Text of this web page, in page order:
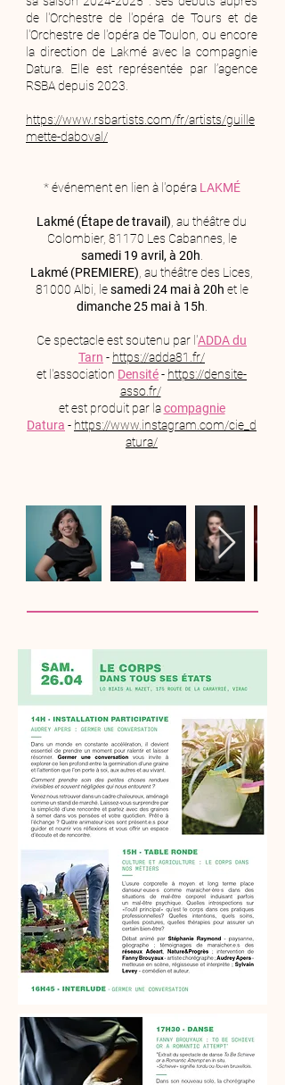
de l'Orchestre de l'opéra de Tours et de
l'Orchestre de l'opéra de Toulon, ou encore
la direction de Lakmé avec la compagnie
Datura. Elle est représentée par l’agence
RSBA depuis 2023.
https://www.rsbartists.com/fr/artists/guille
mette-daboval/
* événement en lien à l'opéra LAKMÉ
Lakmé (Étape de travail) , au théâtre du
Colombier, 81170 Les Cabannes, le
samedi 19 avril, à 20h
Lakmé (PREMIERE) , au théâtre des Lices,
81000 Albi, lesamedi 24 mai à 20h et le
dimanche 25 mai à 15h
Ce spectacle est soutenu par l'ADDA du
Tarn - https://adda81.fr/
et l'association Densité- https://densite-
asso.fr/
et est produit par lacompagnie
Datura - https://www.instagram.com/cie_d
atura/